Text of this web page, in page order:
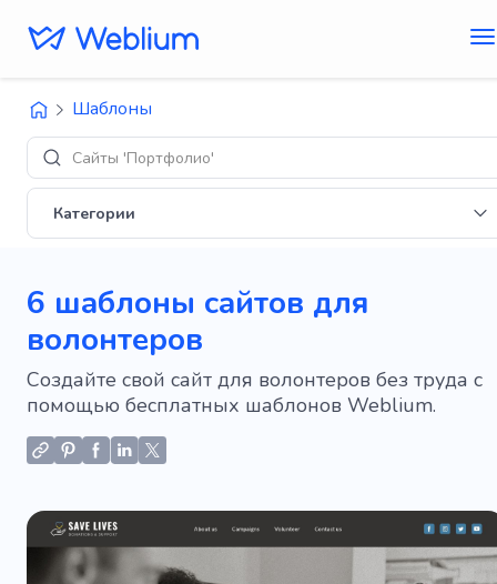
Шаблоны
Диз
Категории
6 шаблоны сайтов для
волонтеров
Создайте свой сайт для волонтеров без труда с
помощью бесплатных шаблонов Weblium.